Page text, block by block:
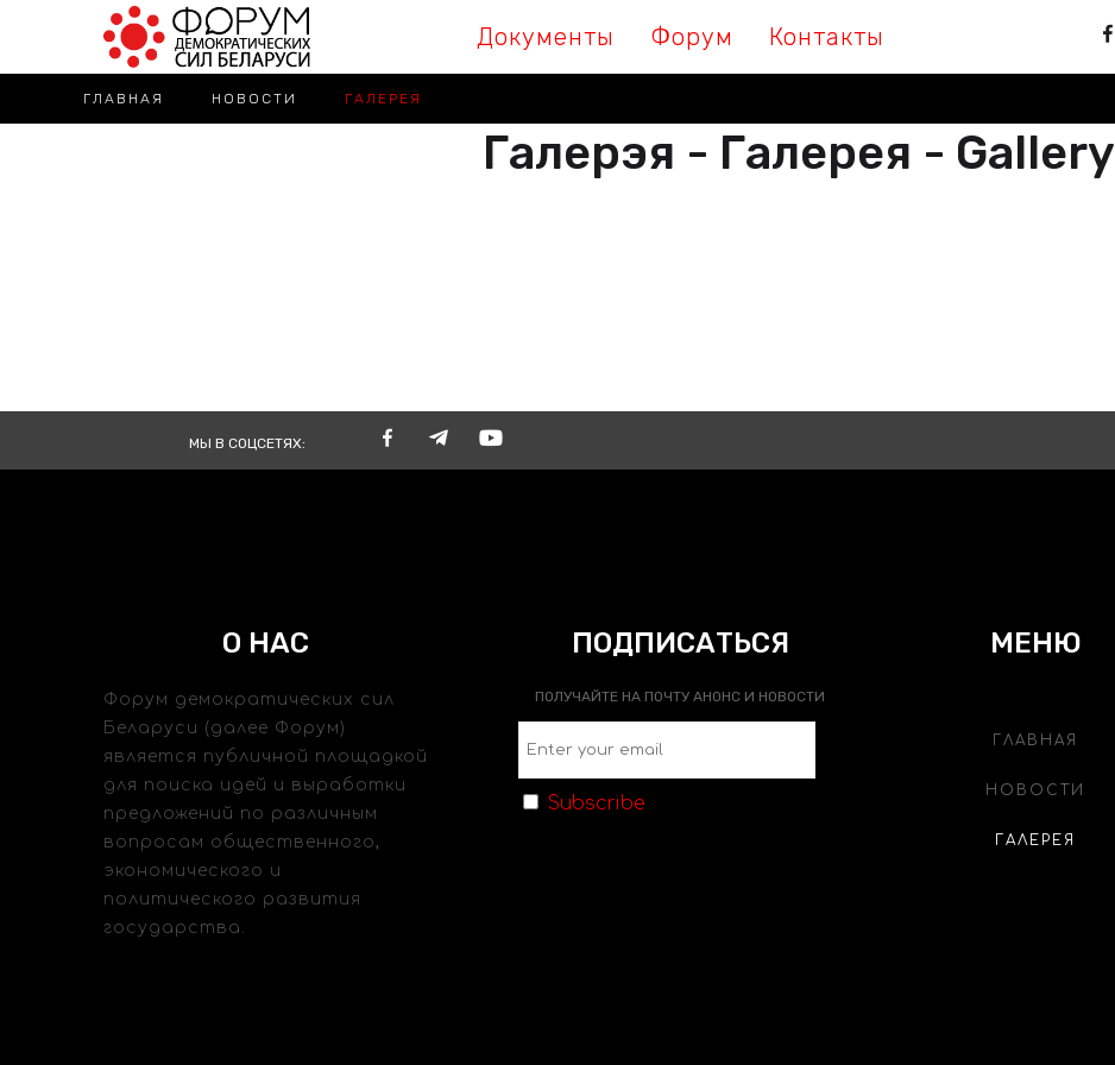
Документы Форум Контакты
ГЛАВНАЯ НОВОСТИ ГАЛЕРЕЯ
Галерэя - Галерея - Gallery
МЫ В СОЦСЕТЯХ:
О НАС
Форум демократических сил
Беларуси (далее Форум)
является публичной площадкой
для поиска идей и выработки
предложений по различным
вопросам общественного,
экономического и
политического развития
государства.
ПОДПИСАТЬСЯ
ПОЛУЧАЙТЕ НА ПОЧТУ АНОНС И НОВОСТИ
Subscribe
МЕНЮ
ГЛАВНАЯ
НОВОСТИ
ГАЛЕРЕЯ